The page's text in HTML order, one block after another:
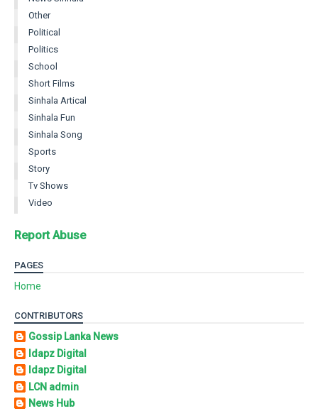
Other
Political
Politics
School
Short Films
Sinhala Artical
Sinhala Fun
Sinhala Song
Sports
Story
Tv Shows
Video
Report Abuse
PAGES
Home
CONTRIBUTORS
Gossip Lanka News
Idapz Digital
Idapz Digital
LCN admin
News Hub